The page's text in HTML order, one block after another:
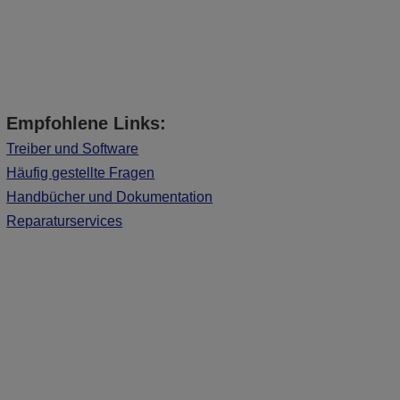
Empfohlene Links:
Treiber und Software
Häufig gestellte Fragen
Handbücher und Dokumentation
Reparaturservices